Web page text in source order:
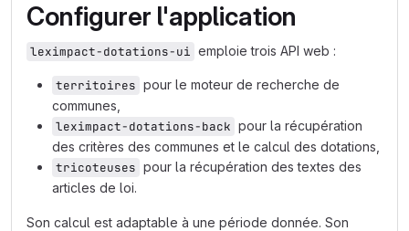
Configurer l'application
leximpact-dotations-ui emploie trois API web :
territoires pour le moteur de recherche de
communes,
leximpact-dotations-back pour la récupération
des critères des communes et le calcul des dotations,
tricoteuses pour la récupération des textes des
articles de loi.
Son calcul est adaptable à une période donnée. Son